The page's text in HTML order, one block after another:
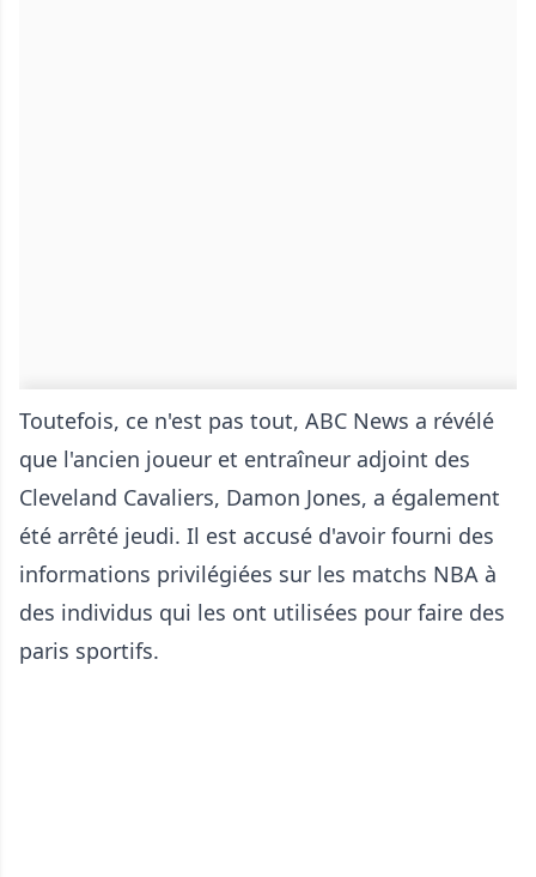
Toutefois, ce n'est pas tout, ABC News a révélé
que l'ancien joueur et entraîneur adjoint des
Cleveland Cavaliers, Damon Jones, a également
été arrêté jeudi. Il est accusé d'avoir fourni des
informations privilégiées sur les matchs NBA à
des individus qui les ont utilisées pour faire des
paris sportifs.